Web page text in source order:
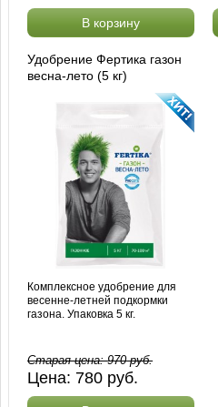
В корзину
Удобрение Фертика газон
весна-лето (5 кг)
Комплексное удобрение для
весенне-летней подкормки
газона. Упаковка 5 кг.
Старая цена:970руб.
Цена: 780 руб.